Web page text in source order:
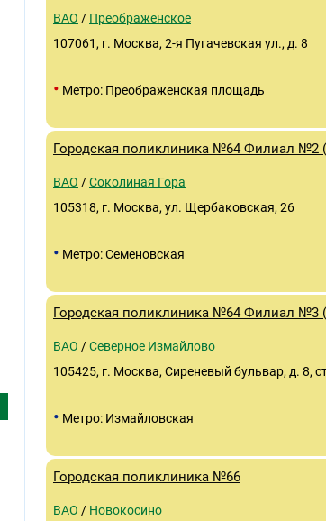
ВАО / Преображенское
107061, г. Москва, 2-я Пугачевская ул., д. 8
• Метро: Преображенская площадь
Городская поликлиника №64 Филиал №2
ВАО /Соколиная Гора
105318, г. Москва, ул. Щербаковская, 26
• Метро: Семеновская
Городская поликлиника №64 Филиал №3
ВАО /Северное Измайлово
105425, г. Москва, Сиреневый бульвар, д. 8,
• Метро: Измайловская
Городская поликлиника №66
ВАО / Новокосино